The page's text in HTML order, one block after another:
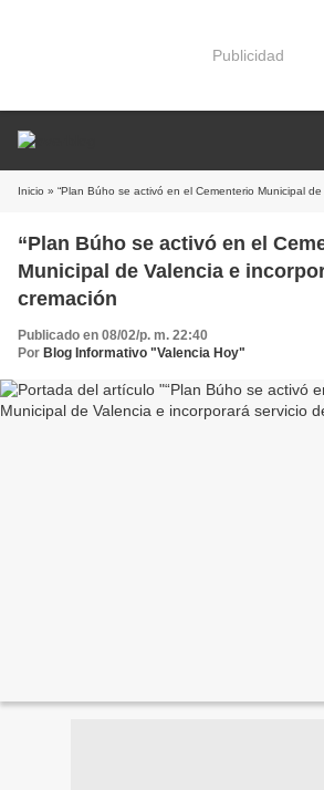
Publicidad
Inicio » “Plan Búho se activó en el Cementerio Municipal de Valencia
“Plan Búho se activó en el
Municipal de Valencia e
cremación
Publicado en 08/02/p. m. 22:40
Por Blog Informativo "Valencia Hoy"